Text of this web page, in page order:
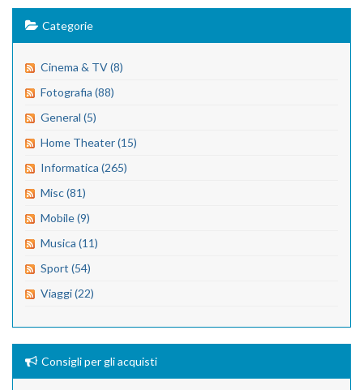
Categorie
Cinema & TV (8)
Fotografia (88)
General (5)
Home Theater (15)
Informatica (265)
Misc (81)
Mobile (9)
Musica (11)
Sport (54)
Viaggi (22)
Consigli per gli acquisti